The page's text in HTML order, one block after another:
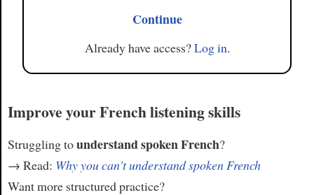
Continue
Already have access?Log in.
Improve your French listening skills
Struggling tounderstand spoken French?
→ Read: Why you can't understand spoken French
Want more structured practice?